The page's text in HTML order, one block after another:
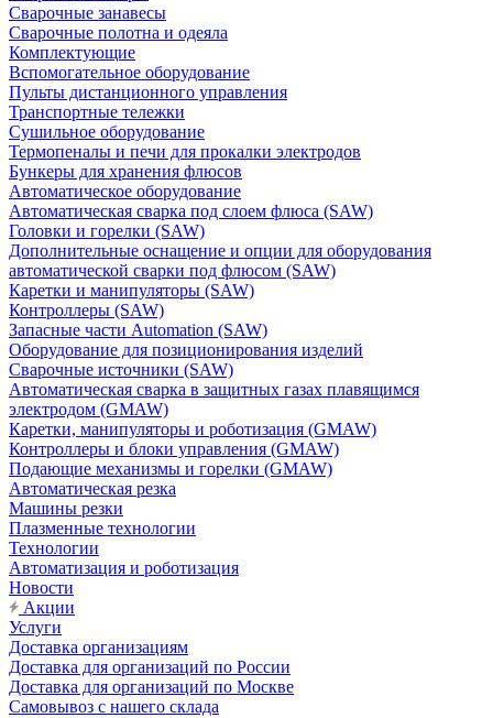
Сварочные занавесы
Сварочные полотна и одеяла
Комплектующие
Вспомогательное оборудование
Пульты дистанционного управления
Транспортные тележки
Сушильное оборудование
Термопеналы и печи для прокалки электродов
Бункеры для хранения флюсов
Автоматическое оборудование
Автоматическая сварка под слоем флюса (SAW)
Головки и горелки (SAW)
Дополнительные оснащение и опции для оборудования
автоматической сварки под флюсом (SAW)
Каретки и манипуляторы (SAW)
Контроллеры (SAW)
Запасные части Automation (SAW)
Оборудование для позиционирования изделий
Сварочные источники (SAW)
Автоматическая сварка в защитных газах плавящимся
электродом (GMAW)
Каретки, манипуляторы и роботизация (GMAW)
Контроллеры и блоки управления (GMAW)
Подающие механизмы и горелки (GMAW)
Автоматическая резка
Машины резки
Плазменные технологии
Технологии
Автоматизация и роботизация
Новости
Акции
Услуги
Доставка организациям
Доставка для организаций по России
Доставка для организаций по Москве
Самовывоз с нашего склада